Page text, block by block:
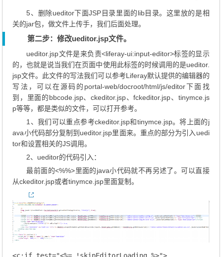
5、删除ueditor下面JSP目录里面的lib目录。这里放的是相
关的jar包，做文件上传手，我们后面处理。
第二步：修改ueditor.jsp文件。
ueditor.jsp文件是来负责<liferay-ui:input-editor>标签的显示
的，也就是说当我们在页面中使用此标签的时候调用的是ueditor.
jsp文件。此文件的写法我们可以参考Liferay默认提供的编辑器的
写法，可以在源码的portal-web/docroot/html/js/editor下面找
到，里面的bbcode.jsp、ckeditor.jsp、fckeditor.jsp、tinymce.js
p等等，都是类似的文件，可以打开参考。
1、我们可以重点参考ckeditor.jsp和tinymce.jsp。将上面的j
ava小代码部分复制到ueditor.jsp里面来。重点的部分为引入uedi
tor和设置相关的JS调用。
2、ueditor的代码引入：
最前面的<%%>里面的java小代码就不再另述了。可以直接
从ckeditor.jsp或者tinymce.jsp里面复制。